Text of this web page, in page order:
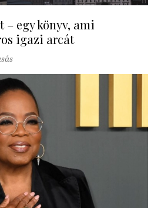
– egy könyv, ami
igazi arcát